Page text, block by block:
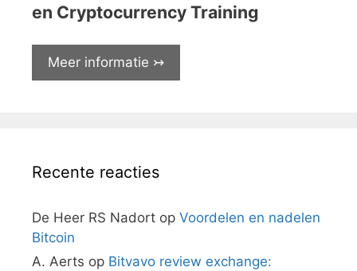
en Cryptocurrency Training
Meer informatie ↣
Recente reacties
De Heer RS Nadort op Voordelen en nadelen
Bitcoin
A. Aerts op Bitvavo review exchange: